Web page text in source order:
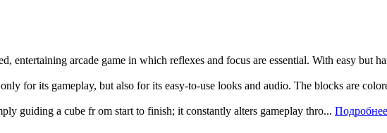
entertaining arcade game in which reflexes and focus are essential. With easy but
for its gameplay, but also for its easy-to-use looks and audio. The blocks are
guiding a cube fr om start to finish; it constantly alters gameplay thro... Подробнее